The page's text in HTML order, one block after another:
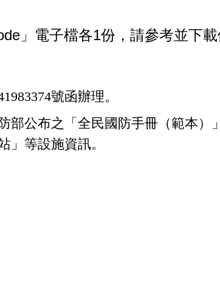
」電子檔各1份，請參考並下載
號函辦理。
公布之「全民國防手冊（範本）
」等設施資訊。